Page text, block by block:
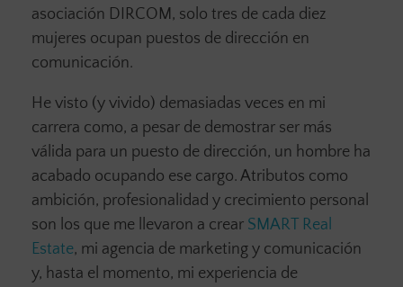
asociación DIRCOM, solo tres de cada diez
mujeres ocupan puestos de dirección en
comunicación.
He visto (y vivido) demasiadas veces en mi
carrera como, a pesar de demostrar ser más
válida para un puesto de dirección, un hombre ha
acabado ocupando ese cargo. Atributos como
ambición, profesionalidad y crecimiento personal
son los que me llevaron a crear SMART Real
Estate, mi agencia de marketing y comunicación
y, hasta el momento, mi experiencia de